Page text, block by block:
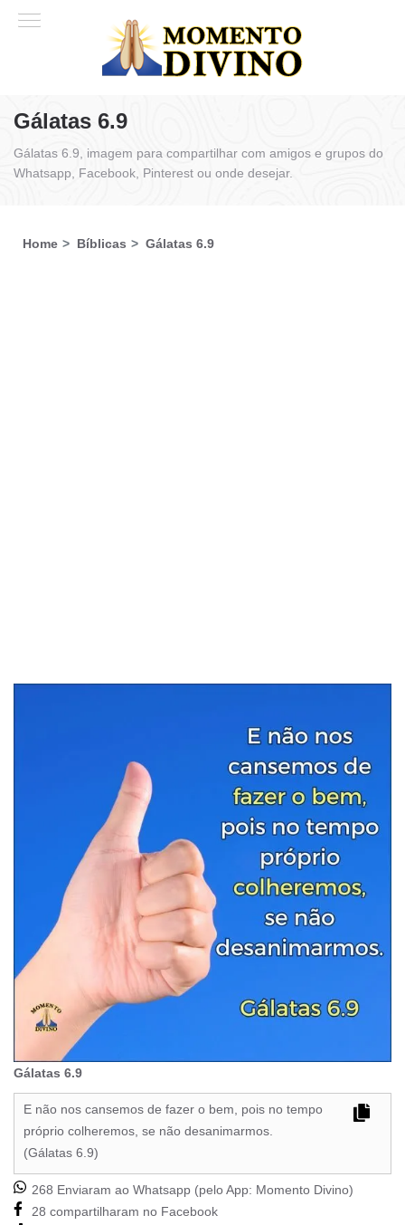
Gálatas 6.9
Gálatas 6.9, imagem para compartilhar com amigos e grupos do
Whatsapp, Facebook, Pinterest ou onde desejar.
Home Bíblicas Gálatas 6.9
Gálatas 6.9
E não nos cansemos de fazer o bem, pois no tempo
próprio colheremos, se não desanimarmos.
(Gálatas 6.9)
268 Enviaram ao Whatsapp (pelo App: Momento Divino)
28 compartilharam no Facebook